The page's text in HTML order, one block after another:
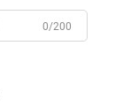
0/200